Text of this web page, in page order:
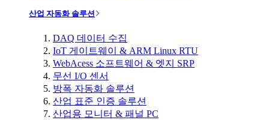
산업 자동화 솔루션
DAQ 데이터 수집
IoT 게이트웨이 & ARM Linux RTU
WebAcess 소프트웨어 & 엣지 SRP
무선 I/O 센서
방폭 자동화 솔루션
산업 표준 인증 솔루션
산업용 모니터 & 패널 PC